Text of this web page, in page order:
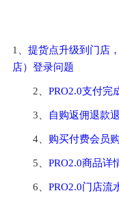
1、 提货点升级到门店
店）登录问题
2、 PRO2.0支付完
3、 自购返佣退款
4、 购买付费会员
5、 PRO2.0商品详
6、 PRO2.0门店流